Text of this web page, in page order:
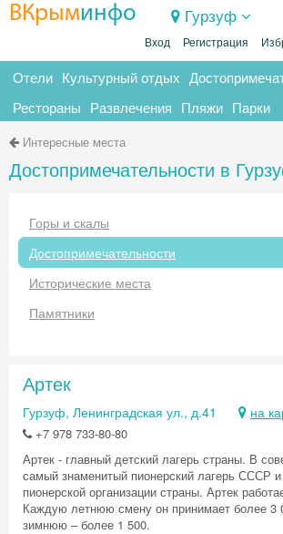
ВКрыминфо Гурзуф
Вход Регистрация
Отели Культурный отдых
Рестораны Развлечения Пляжи Парки
Интересные места
Достопримечательности в
Горы и скалы
Достопримечательности
Исторические места
Памятники
Артек
Гурзуф, Ленинградская ул., д.41 на
+7 978 733-80-80
Артек - главный детский лагерь страны. В
самый знаменитый пионерский лагерь СССР и
пионерской организации страны. Артек
Каждую летнюю смену он принимает более 3
зимнюю – более 1 500.